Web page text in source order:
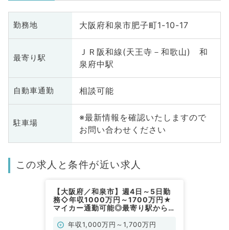
勤務地 大阪府和泉市肥子町1-10-17
最寄り駅
ＪＲ阪和線(天王寺－和歌山) 和
泉府中駅
自動車通勤 相談可能
駐車場
※最新情報を確認いたしますので
お問い合わせください
この求人と条件が近い求人
【大阪府／和泉市】週4日～5日勤
務◇年収1000万円～1700万円★
マイカー通勤可能◎最寄り駅から徒
察、結果説明業務等のお仕事です
年収1,000万円～1,700万円